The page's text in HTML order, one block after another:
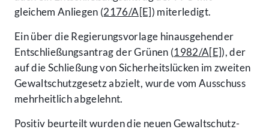
gleichem Anliegen (2176/A[E]) miterledigt.
Ein über die Regierungsvorlage hinausgehender
Entschließungsantrag der Grünen (1982/A[E]), der
auf die Schließung von Sicherheitslücken im zweiten
Gewaltschutzgesetz abzielt, wurde vom Ausschuss
mehrheitlich abgelehnt.
Positiv beurteilt wurden die neuen Gewaltschutz-